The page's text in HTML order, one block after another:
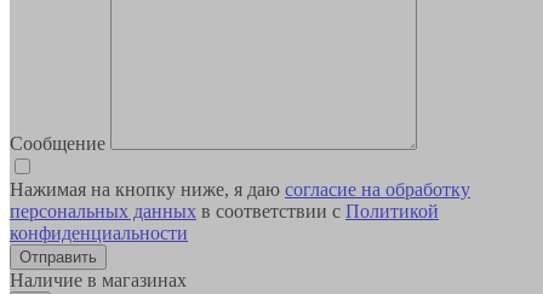
Сообщение
Нажимая на кнопку ниже, я даю согласие на обработку
персональных данных в соответствии с Политикой
конфиденциальности
Наличие в магазинах